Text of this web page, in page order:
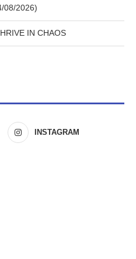
08/2026)
IN CHAOS
INSTAGRAM